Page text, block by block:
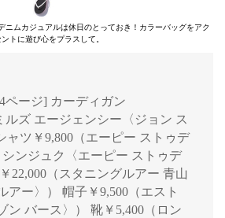
ニムカジュアルは休日のとっておき！カラーバッグをアク
ントに遊び心をプラスして。
ページ] カーディガン
ルズ エージェンシー〈ジョン ス
ャツ￥9,800（エーピー ストゥデ
シンジュク〈エーピー ストゥデ
22,000（スタニングルアー 青山
アー〉） 帽子￥9,500（エスト
ン バース〉） 靴￥5,400（ロン